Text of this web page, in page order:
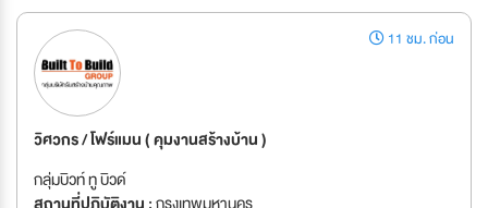
11 ชม. ก่อน
วิศวกร / โฟร์แมน ( คุมงานสร้างบ้าน )
กลุ่มบิวท์ ทู บิวด์